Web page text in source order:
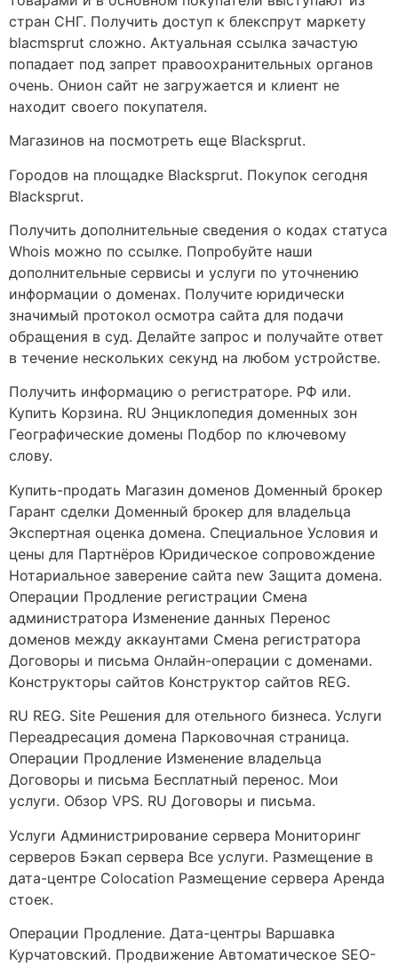
стран СНГ. Получить доступ к блекспрут маркету
blacmsprut сложно. Актуальная ссылка зачастую
попадает под запрет правоохранительных органов
очень. Онион сайт не загружается и клиент не
находит своего покупателя.
Магазинов на посмотреть еще Blacksprut.
Городов на площадке Blacksprut. Покупок сегодня
Blacksprut.
Получить дополнительные сведения о кодах статуса
Whois можно по ссылке. Попробуйте наши
дополнительные сервисы и услуги по уточнению
информации о доменах. Получите юридически
значимый протокол осмотра сайта для подачи
обращения в суд. Делайте запрос и получайте ответ
в течение нескольких секунд на любом устройстве.
Получить информацию о регистраторе. РФ или.
Купить Корзина. RU Энциклопедия доменных зон
Географические домены Подбор по ключевому
слову.
Купить-продать Магазин доменов Доменный брокер
Гарант сделки Доменный брокер для владельца
Экспертная оценка домена. Специальное Условия и
цены для Партнёров Юридическое сопровождение
Нотариальное заверение сайта new Защита домена.
Операции Продление регистрации Смена
администратора Изменение данных Перенос
доменов между аккаунтами Смена регистратора
Договоры и письма Онлайн-операции с доменами.
Конструкторы сайтов Конструктор сайтов REG.
RU REG. Site Решения для отельного бизнеса. Услуги
Переадресация домена Парковочная страница.
Операции Продление Изменение владельца
Договоры и письма Бесплатный перенос. Мои
услуги. Обзор VPS. RU Договоры и письма.
Услуги Администрирование сервера Мониторинг
серверов Бэкап сервера Все услуги. Размещение в
дата-центре Colocation Размещение сервера Аренда
стоек.
Операции Продление. Дата-центры Варшавка
Курчатовский. Продвижение Автоматическое SEO-